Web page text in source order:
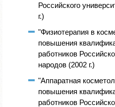
Российского
г.)
"Физиотерапия в
повышения
работников
народов (2002 г.)
"Аппаратная
повышения
работников